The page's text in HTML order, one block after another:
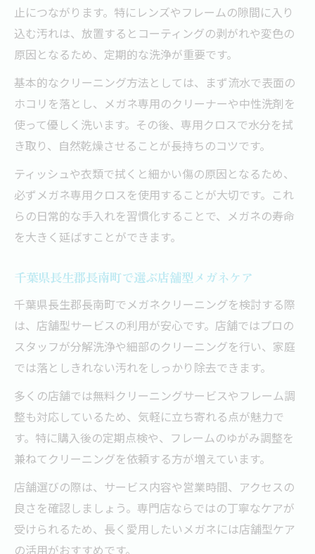
専門サービス利用時に気をつけたいポイン
ト
自宅で手軽にできるメガネお手入れの極意
自宅で実践できるメガネの洗浄ステップ
メガネ専用クロスと洗剤の選び方
レンズやフレームの正しい拭き方とは
メガネのくもり防止ケアの秘訣
家庭用クリーニングのNG行動を解説
曇りやすいメガネが快適になる洗浄法とは
曇り原因を防ぐメガネクリーニング方法
梅雨時期に役立つメガネお手入れ術
毎日のメガネ曇り対策と洗浄ポイント
視界クリアを保つメガネの洗浄頻度
気になる汚れを解消するメガネクリーニングの
コツ
皮脂やホコリを落とすメガネ洗浄の技
鼻パッドの汚れを徹底的に落とす方法
メガネの細部まで清潔に保つケア方法
手軽にできるメガネクリーニング習慣
スッキリ感が続くメガネ汚れ対策
分解洗浄なら見違える清潔感をメガネに実感
分解洗浄でメガネの見た目が変わる理由
止につながります。特にレンズやフレームの隙間に入り
込む汚れは、放置するとコーティングの剥がれや変色の
原因となるため、定期的な洗浄が重要です。
基本的なクリーニング方法としては、まず流水で表面の
ホコリを落とし、メガネ専用のクリーナーや中性洗剤を
使って優しく洗います。その後、専用クロスで水分を拭
き取り、自然乾燥させることが長持ちのコツです。
ティッシュや衣類で拭くと細かい傷の原因となるため、
必ずメガネ専用クロスを使用することが大切です。これ
らの日常的な手入れを習慣化することで、メガネの寿命
を大きく延ばすことができます。
千葉県長生郡長南町で選ぶ店舗型メガネケア
千葉県長生郡長南町でメガネクリーニングを検討する際
は、店舗型サービスの利用が安心です。店舗ではプロの
スタッフが分解洗浄や細部のクリーニングを行い、家庭
では落としきれない汚れをしっかり除去できます。
多くの店舗では無料クリーニングサービスやフレーム調
整も対応しているため、気軽に立ち寄れる点が魅力で
す。特に購入後の定期点検や、フレームのゆがみ調整を
兼ねてクリーニングを依頼する方が増えています。
店舗選びの際は、サービス内容や営業時間、アクセスの
良さを確認しましょう。専門店ならではの丁寧なケアが
受けられるため、長く愛用したいメガネには店舗型ケア
の活用がおすすめです。